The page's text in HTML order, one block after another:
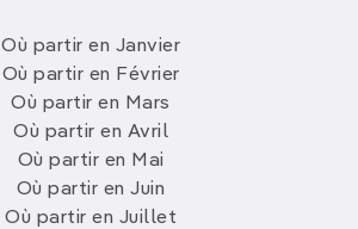
Où partir en Janvier
Où partir en Février
Où partir en Mars
Où partir en Avril
Où partir en Mai
Où partir en Juin
Où partir en Juillet